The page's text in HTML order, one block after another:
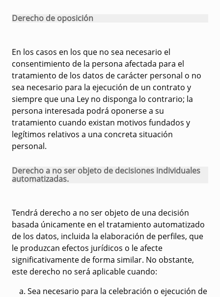
Derecho de oposición
En los casos en los que no sea necesario el
consentimiento de la persona afectada para el
tratamiento de los datos de carácter personal o no
sea necesario para la ejecución de un contrato y
siempre que una Ley no disponga lo contrario; la
persona interesada podrá oponerse a su
tratamiento cuando existan motivos fundados y
legítimos relativos a una concreta situación
personal.
Derecho a no ser objeto de decisiones individuales
automatizadas.
Tendrá derecho a no ser objeto de una decisión
basada únicamente en el tratamiento automatizado
de los datos, incluida la elaboración de perfiles, que
le produzcan efectos jurídicos o le afecte
significativamente de forma similar. No obstante,
este derecho no será aplicable cuando:
Sea necesario para la celebración o ejecución de